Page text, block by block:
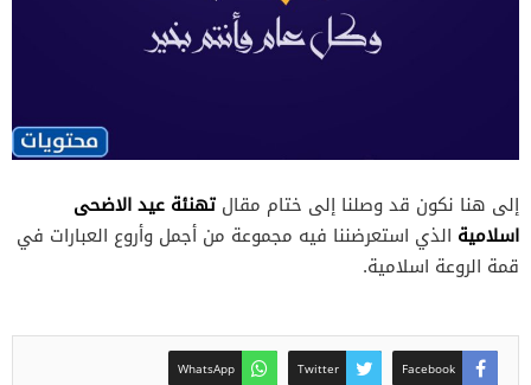
إلى هنا نكون قد وصلنا إلى ختام مقالتهنئة عيد الاضحى
اسلامية الذي استعرضننا فيه مجموعة من أجمل وأروع العبارات في
قمة الروعة اسلامية.
Facebook
Twitter
WhatsApp